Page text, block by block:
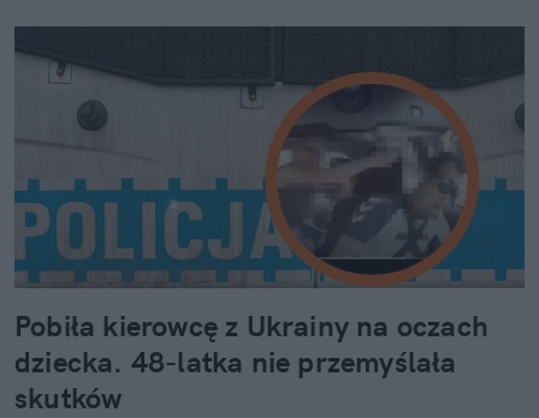
Pobiła kierowcę z Ukrainy na oczach
dziecka. 48-latka nie przemyślała
skutków